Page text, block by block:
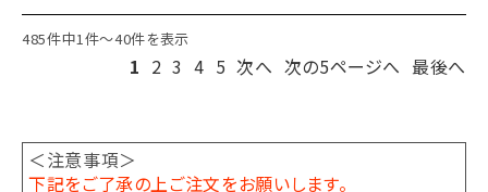
485件中1件～40件を表示
1 2 3 4 5 次へ 次の5ページへ 最後へ
＜注意事項＞
下記をご了承の上ご注文をお願いします。